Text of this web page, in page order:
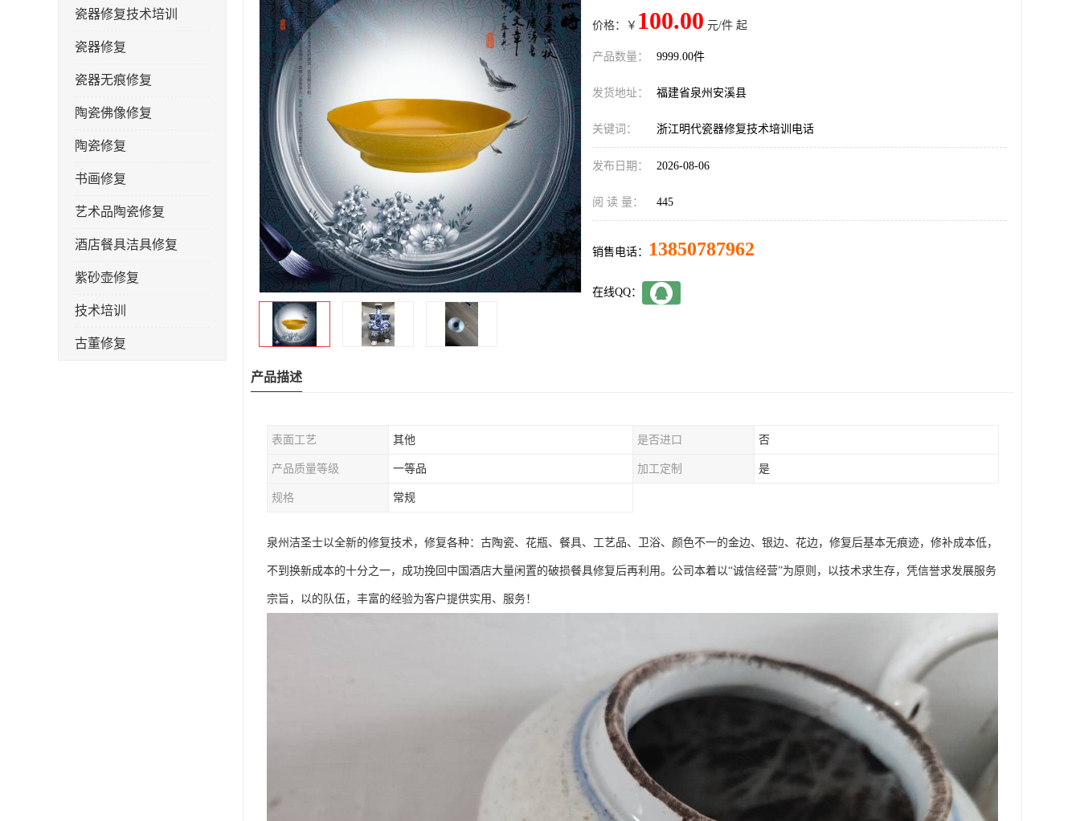
瓷器修复技术培训
瓷器修复
瓷器无痕修复
陶瓷佛像修复
陶瓷修复
书画修复
艺术品陶瓷修复
酒店餐具洁具修复
紫砂壶修复
技术培训
古董修复
价格：￥ 100.00 元/件 起
产品数量： 9999.00件
发货地址： 福建省泉州安溪县
关键词： 浙江明代瓷器修复技术培训电话
发布日期： 2026-08-06
阅 读 量： 445
销售电话： 13850787962
在线QQ：
产品描述
表面工艺 其他 是否进口 否
产品质量等级 一等品 加工定制 是
规格 常规
泉州洁圣士以全新的修复技术，修复各种：古陶瓷、花瓶、餐具、工艺品、卫浴、颜色不一的金边、银边、花边，修复后基本无痕迹，修补成本低，
不到换新成本的十分之一，成功挽回中国酒店大量闲置的破损餐具修复后再利用。公司本着以“诚信经营”为原则，以技术求生存，凭信誉求发展服务
宗旨，以的队伍，丰富的经验为客户提供实用、服务！